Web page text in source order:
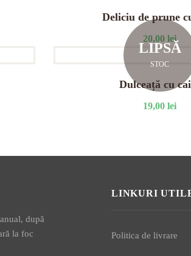
Deliciu de prune
20,00lei
LIPSĂ
STOC
Dulceață cu
19,00lei
după
la foc
LINKURI
Politica de livrare